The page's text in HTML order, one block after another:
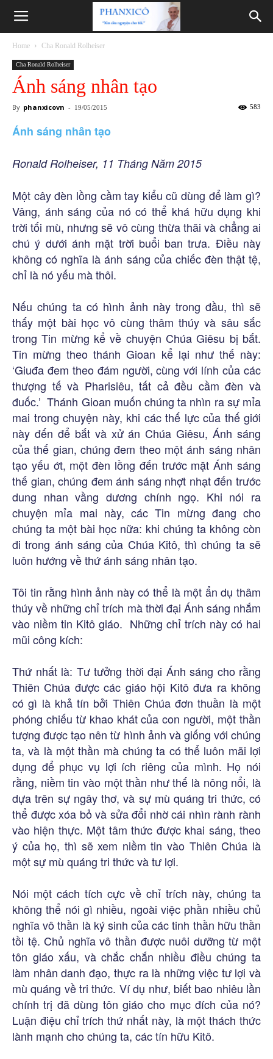
Phanxicô
Home Cha Ronald Rolheiser
Cha Ronald Rolheiser
Ánh sáng nhân tạo
By phanxicovn - 19/05/2015 583
Ánh sáng nhân tạo
Ronald Rolheiser, 11 Tháng Năm 2015
Một cây đèn lồng cầm tay kiểu cũ dùng để làm gì?
Vâng, ánh sáng của nó có thể khá hữu dụng khi
trời tối mù, nhưng sẽ vô cùng thừa thãi và chẳng ai
chú ý dưới ánh mặt trời buổi ban trưa. Điều này
không có nghĩa là ánh sáng của chiếc đèn thật tệ,
chỉ là nó yếu mà thôi.
Nếu chúng ta có hình ảnh này trong đầu, thì sẽ
thấy một bài học vô cùng thâm thúy và sâu sắc
trong Tin mừng kể về chuyện Chúa Giêsu bị bắt.
Tin mừng theo thánh Gioan kể lại như thế này:
‘Giuđa đem theo đám người, cùng với lính của các
thượng tế và Pharisiêu, tất cả đều cầm đèn và
đuốc.’ Thánh Gioan muốn chúng ta nhìn ra sự mỉa
mai trong chuyện này, khi các thế lực của thế giới
này đến để bắt và xử án Chúa Giêsu, Ánh sáng
của thế gian, chúng đem theo một ánh sáng nhân
tạo yếu ớt, một đèn lồng đến trước mặt Ánh sáng
thế gian, chúng đem ánh sáng nhợt nhạt đến trước
dung nhan vầng dương chính ngọ. Khi nói ra
chuyện mỉa mai này, các Tin mừng đang cho
chúng ta một bài học nữa: khi chúng ta không còn
đi trong ánh sáng của Chúa Kitô, thì chúng ta sẽ
luôn hướng về thứ ánh sáng nhân tạo.
Tôi tin rằng hình ảnh này có thể là một ẩn dụ thâm
thúy về những chỉ trích mà thời đại Ánh sáng nhắm
vào niềm tin Kitô giáo. Những chỉ trích này có hai
mũi công kích:
Thứ nhất là: Tư tưởng thời đại Ánh sáng cho rằng
Thiên Chúa được các giáo hội Kitô đưa ra không
có gì là khả tín bởi Thiên Chúa đơn thuần là một
phóng chiếu từ khao khát của con người, một thần
tượng được tạo nên từ hình ảnh và giống với chúng
ta, và là một thần mà chúng ta có thể luôn mãi lợi
dụng để phục vụ lợi ích riêng của mình. Họ nói
rằng, niềm tin vào một thần như thế là nông nổi, là
dựa trên sự ngây thơ, và sự mù quáng tri thức, có
thể được xóa bỏ và sửa đổi nhờ cái nhìn rành rành
vào hiện thực. Một tâm thức được khai sáng, theo
ý của họ, thì sẽ xem niềm tin vào Thiên Chúa là
một sự mù quáng tri thức và tư lợi.
Nói một cách tích cực về chỉ trích này, chúng ta
không thể nói gì nhiều, ngoài việc phần nhiều chủ
nghĩa vô thần là ký sinh của các tinh thần hữu thần
tồi tệ. Chủ nghĩa vô thần được nuôi dưỡng từ một
tôn giáo xấu, và chắc chắn nhiều điều chúng ta
làm nhân danh đạo, thực ra là những việc tư lợi và
mù quáng về tri thức. Ví dụ như, biết bao nhiêu lần
chính trị đã dùng tôn giáo cho mục đích của nó?
Luận điệu chỉ trích thứ nhất này, là một thách thức
lành mạnh cho chúng ta, các tín hữu Kitô.